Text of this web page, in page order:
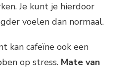
Je kunt je hierdoor
voelen dan normaal.
kan cafeïne ook een
op stress. Mate van